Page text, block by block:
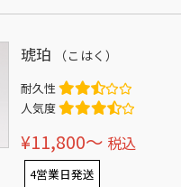
琥珀 （こはく）
耐久性
人気度
¥11,800〜 税込
4営業日発送